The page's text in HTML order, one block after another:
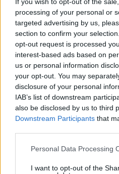
processing of your personal or
targeted advertising by us,
section to confirm your
opt-out request is processed
interest-based ads based on
us or personal information
your opt-out. You may
disclosure of your personal
IAB’s list of downstream
also be disclosed by us to third
Downstream Participants that
Please note that this website/
not limited to your visit or usage
Personal Data Processing
I want to opt-out of the
Άνοδος σε όλα τα τμήματα
πληροφορικής - Ποιές
27.07.2023, 15:02 74